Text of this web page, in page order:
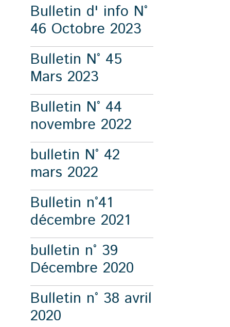
Bulletin d' info N°
46 Octobre 2023
Bulletin N° 45
Mars 2023
Bulletin N° 44
novembre 2022
bulletin N° 42
mars 2022
Bulletin n°41
décembre 2021
bulletin n° 39
Décembre 2020
Bulletin n° 38 avril
2020